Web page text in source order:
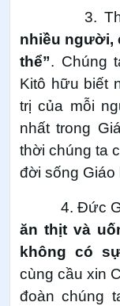
3.
nhiều người,
thể”. Chúng
Kitô hữu biết
trị của mỗi
nhất trong
thời chúng ta
đời sống Giáo
4. Đức
ăn thịt và
không có
cùng cầu xin
đoàn chúng